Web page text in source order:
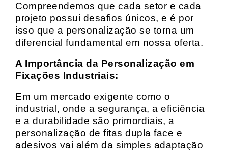
Compreendemos que cada setor e cada
projeto possui desafios únicos, e é por
isso que a personalização se torna um
diferencial fundamental em nossa oferta.
A Importância da Personalização em
Fixações Industriais:
Em um mercado exigente como o
industrial, onde a segurança, a eficiência
e a durabilidade são primordiais, a
personalização de fitas dupla face e
adesivos vai além da simples adaptação